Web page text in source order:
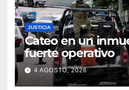
JUSTICIA
Cateo en un
fuerte operativo
4 AGOSTO, 2026